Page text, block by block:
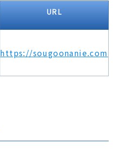
URL
https://sougoonanie.com